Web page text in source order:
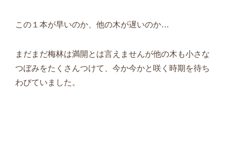
この１本が早いのか、他の木が遅いのか…
まだまだ梅林は満開とは言えませんが他の木も小さな
つぼみをたくさんつけて、今か今かと咲く時期を待ち
わびていました。